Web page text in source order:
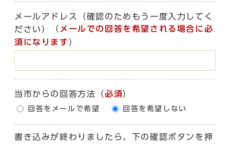
メールアドレス（確認のためもう一度入力してく
ださい）
（ メールでの回答を希望される場合に必
須になります ）
当市からの回答方法 （必須）
回答をメールで希望 回答を希望しない
書き込みが終わりましたら、下の確認ボタンを押